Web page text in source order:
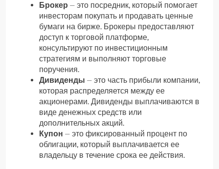
Брокер ⏤ это посредник, который помогает
инвесторам покупать и продавать ценные
бумаги на бирже. Брокеры предоставляют
доступ к торговой платформе,
консультируют по инвестиционным
стратегиям и выполняют торговые
поручения.
Дивиденды ⏤ это часть прибыли компании,
которая распределяется между ее
акционерами. Дивиденды выплачиваются в
виде денежных средств или
дополнительных акций.
Купон ⏤ это фиксированный процент по
облигации, который выплачивается ее
владельцу в течение срока ее действия.